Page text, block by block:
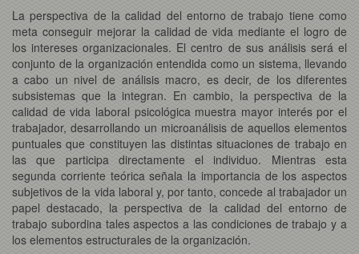
La perspectiva de la calidad del entorno de trabajo tiene como
meta conseguir mejorar la calidad de vida mediante el logro de
los intereses organizacionales. El centro de sus análisis será el
conjunto de la organización entendida como un sistema, llevando
a cabo un nivel de análisis macro, es decir, de los diferentes
subsistemas que la integran. En cambio, la perspectiva de la
calidad de vida laboral psicológica muestra mayor interés por el
trabajador, desarrollando un microanálisis de aquellos elementos
puntuales que constituyen las distintas situaciones de trabajo en
las que participa directamente el individuo. Mientras esta
segunda corriente teórica señala la importancia de los aspectos
subjetivos de la vida laboral y, por tanto, concede al trabajador un
papel destacado, la perspectiva de la calidad del entorno de
trabajo subordina tales aspectos a las condiciones de trabajo y a
los elementos estructurales de la organización.